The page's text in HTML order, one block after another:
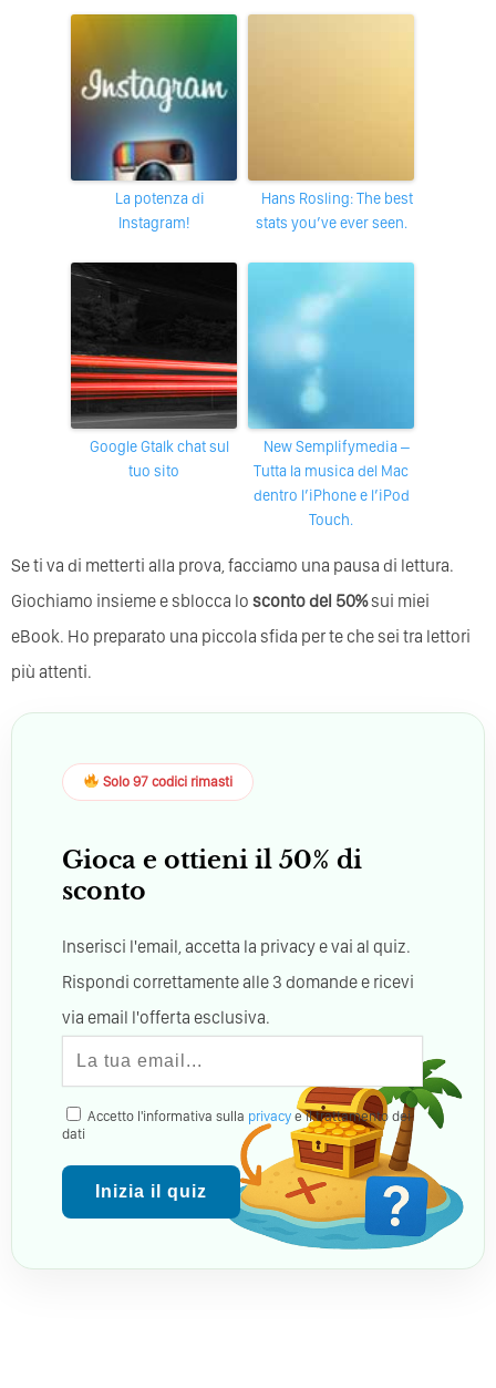
La potenza di
Instagram!
Hans Rosling: The best
stats you’ve ever seen.
Google Gtalk chat sul
tuo sito
New Semplifymedia –
Tutta la musica del Mac
dentro l’iPhone e l’iPod
Touch.
Se ti va di metterti alla prova, facciamo una pausa di lettura.
Giochiamo insieme e sblocca lo sconto del 50%sui miei
eBook. Ho preparato una piccola sfida per te che sei tra lettori
più attenti.
Solo 97 codici rimasti
Gioca e ottieni il 50% di
sconto
Inserisci l'email, accetta la privacy e vai al quiz.
Rispondi correttamente alle 3 domande e ricevi
via email l'offerta esclusiva.
Accetto l'informativa sulla privacy e il trattamento dei
dati
Inizia il quiz